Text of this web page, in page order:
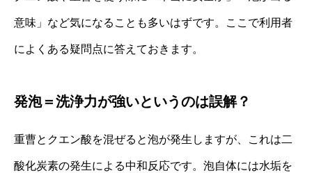
意味」など気になることも多いはずです。ここで利用者
によくある疑問点に答えておきます。
発泡＝洗浄力が強いというのは誤解？
重曹とクエン酸を混ぜると泡が発生しますが、これは二
酸化炭素の発生による中和反応です。泡自体には水垢を